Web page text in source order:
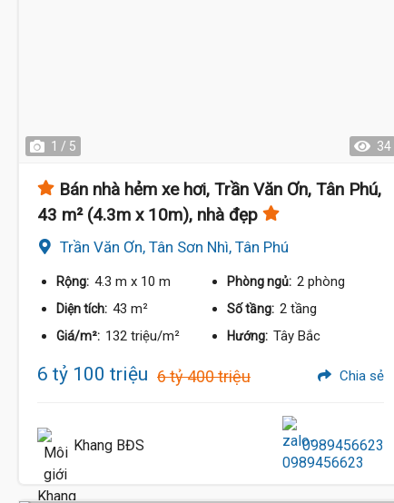
1 / 5 34
Bán nhà hẻm xe hơi, Trần Văn Ơn, Tân Phú,
43 m² (4.3m x 10m), nhà đẹp
Trần Văn Ơn, Tân Sơn Nhì, Tân Phú
Rộng: 4.3 m x 10 m Phòng ngủ: 2 phòng
Diện tích: 43 m² Số tầng: 2 tầng
Giá/m²: 132 triệu/m² Hướng: Tây Bắc
6 tỷ 100 triệu 6 tỷ 400 triệu Chia sẻ
Khang BĐS 0989456623